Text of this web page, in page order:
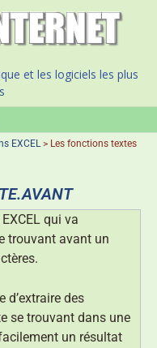
et les logiciels les plus
EXCEL> Les fonctions textes
qui va
trouvant avant un
d’extraire des
se trouvant dans une
un résultat